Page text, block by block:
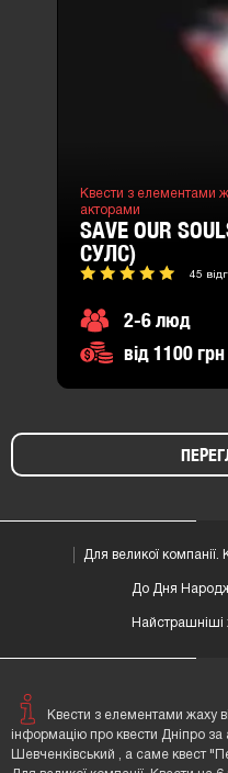
Квести з елементами
акторами
SAVE OUR
СУЛС)
2-6 люд
від 1100 грн
Для великої компанії.
До Дня
Найстрашніші
Квести з елементами жаху
інформацію про квести Дніпро за
Шевченківський , а саме квест